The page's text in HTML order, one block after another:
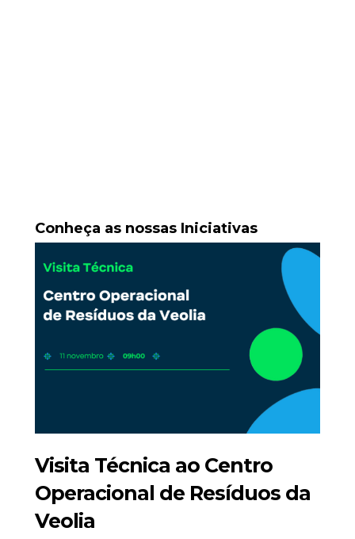
Conheça as nossas Iniciativas
Visita Técnica ao Centro
Operacional de Resíduos da
Veolia